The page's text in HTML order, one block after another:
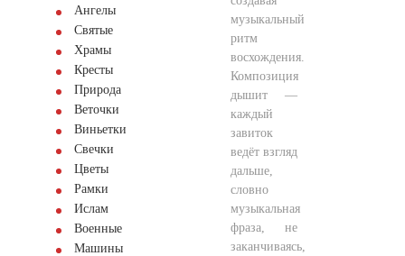
Ангелы
Святые
Храмы
Кресты
Природа
Веточки
Виньетки
Свечки
Цветы
Рамки
Ислам
Военные
Машины
музыкальный
ритм
восхождения.
Композиция
дышит —
каждый
завиток
ведёт взгляд
дальше,
словно
музыкальная
фраза, не
заканчиваясь,